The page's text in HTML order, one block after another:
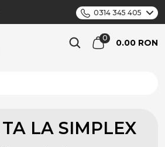
0314 345 405
0.00 RON
LA SIMPLEX